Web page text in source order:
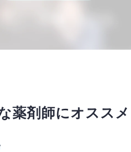
薬剤師にオススメ